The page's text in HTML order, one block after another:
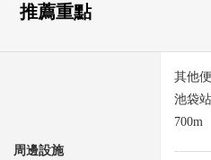
推薦重點
周邊設施
其他
池袋
700m